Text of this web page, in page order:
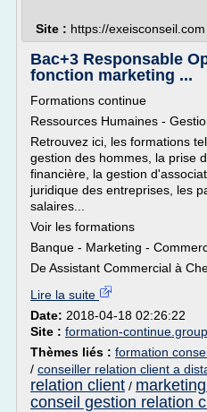
Site : https://exeisconseil.com
Bac+3 Responsable
fonction marketing ...
Formations continue
Ressources Humaines -
Retrouvez ici, les formations
gestion des hommes, la prise
financière, la gestion
juridique des entreprises, les
salaires...
Voir les formations
Banque - Marketing -
De Assistant Commercial à
Lire la suite
Date: 2018-04-18 02:26:22
Site : formation-
Thèmes liés : formation
/ conseiller relation client a
relation client /
conseil gestion relation